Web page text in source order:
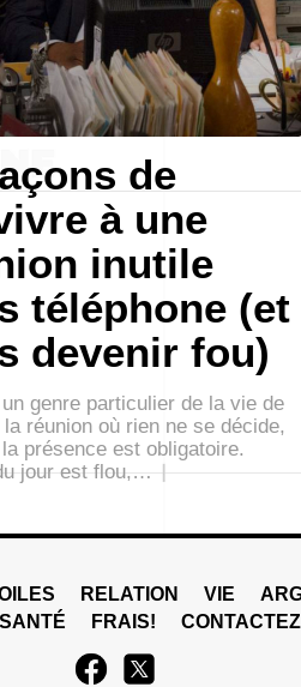
de
à une
inutile
téléphone (et
devenir fou)
genre particulier de la vie de
la réunion où rien ne se décide,
présence est obligatoire.
jour est flou,…
RELATION VIE
SANTÉ
FRAIS!